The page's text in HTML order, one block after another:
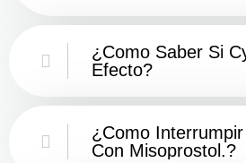
¿Como Saber Si
Efecto?
¿como
Con Misoprostol.?